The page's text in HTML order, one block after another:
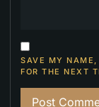
SAVE MY
FOR THE NEXT